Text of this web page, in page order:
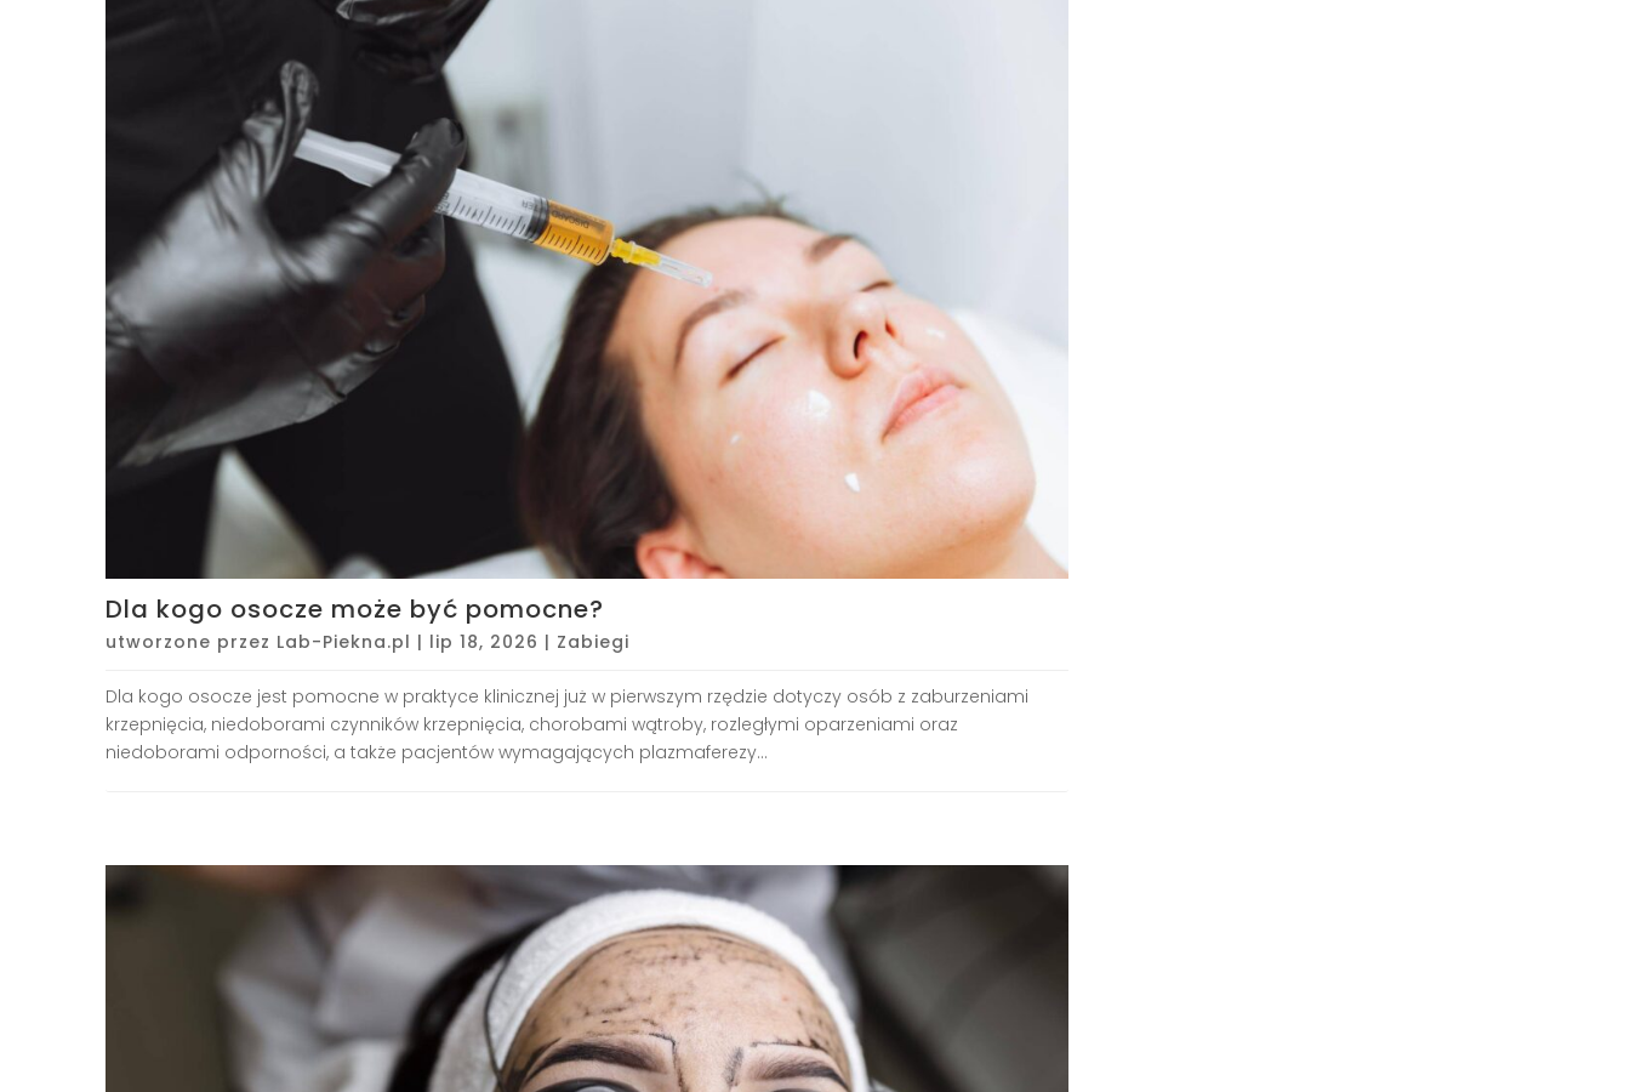
Dla kogo osocze może być pomocne?
utworzone przez Lab-Piekna.pl | lip 18, 2026 | Zabiegi
Dla kogo osocze jest pomocne w praktyce klinicznej już w pierwszym rzędzie dotyczy osób z zaburzeniami
krzepnięcia, niedoborami czynników krzepnięcia, chorobami wątroby, rozległymi oparzeniami oraz
niedoborami odporności, a także pacjentów wymagających plazmaferezy...